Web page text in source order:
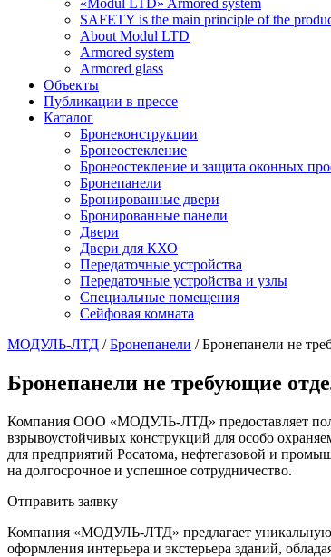
«Modul LTD» Armored system
SAFETY is the main principle of the
About Modul LTD
Armored system
Armored glass
Объекты
Публикации в прессе
Каталог
Бронеконструкции
Бронеостекление
Бронеостекление и защита оконных
Бронепанели
Бронированные двери
Бронированные панели
Двери
Двери для КХО
Передаточные устройства
Передаточные устройства и узлы
Специальные помещения
Сейфовая комната
МОДУЛЬ-ЛТД /Бронепанели /Бронепанели не
Бронепанели не требующие
Компания ООО «МОДУЛЬ-ЛТД» предоставляет
взрывоустойчивых конструкций для особо
для предприятий Росатома, нефтегазовой и
на долгосрочное и успешное сотрудничество.
Отправить заявку
Компания «МОДУЛЬ-ЛТД» предлагает уникальную
оформления интерьера и экстерьера зданий,